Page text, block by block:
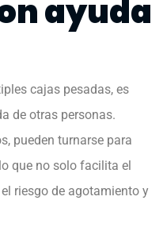
ayuda
cajas pesadas, es
de otras personas.
pueden turnarse para
que no solo facilita el
riesgo de agotamiento y